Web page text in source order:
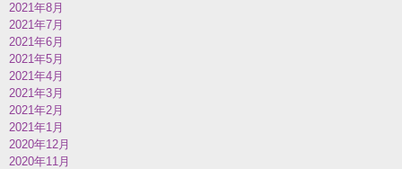
2021年8月
2021年7月
2021年6月
2021年5月
2021年4月
2021年3月
2021年2月
2021年1月
2020年12月
2020年11月